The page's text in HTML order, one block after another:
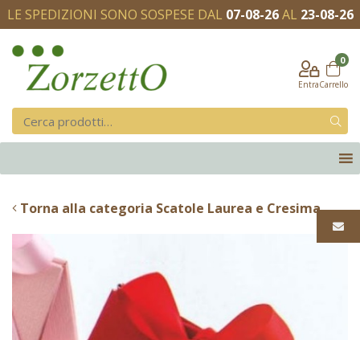
LE SPEDIZIONI SONO SOSPESE DAL 07-08-26AL 23-08-26
Entra
0
Carrello
Torna alla categoria Scatole Laurea e Cresima